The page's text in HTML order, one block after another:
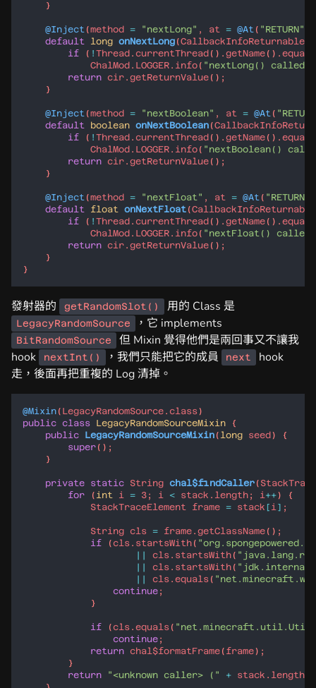
@Inject (method = "nextLong" , at = @At ( "RETURN"
default long onNextLong (CallbackInfoReturnable
if ( ! Thread . currentThread (). getName (). equals
ChalMod . LOGGER . info ( "nextLong()
return cir . getReturnValue
@Inject (method = "nextBoolean" , at = @At (
default boolean onNextBoolean (
if ( ! Thread . currentThread (). getName (). equals
ChalMod . LOGGER . info ( "nextBoolean()
return cir . getReturnValue
@Inject (method = "nextFloat" , at = @At ( "RETURN"
default float onNextFloat (CallbackInfoReturnable
if ( ! Thread . currentThread (). getName (). equals
ChalMod . LOGGER . info ( "nextFloat()
return cir . getReturnValue
發射器的 getRandomSlot() 用的 Class 是
LegacyRandomSource ，它 implements
BitRandomSource
但 Mixin 覺得他們是兩回事又不讓我
hook
nextInt() ，我們只能把它的成員 next
hook
走，後面再把重複的 Log 清掉。
@Mixin ( LegacyRandomSource . class
public class LegacyRandomSourceMixin
public LegacyRandomSourceMixin ( long seed
super
private static String chal$findCaller (
for ( int i = 3 ; i < stack . length ; i++
StackTraceElement frame = stack [ i]
String cls = frame . getClassName
if (cls . startsWith (
||
cls . startsWith (
||
cls . startsWith (
||
cls . equals (
continue
if (cls . equals ( "net.minecraft.util.Util"
continue
return chal$formatFrame ( frame
return
"<unknown caller> (" + stack . length